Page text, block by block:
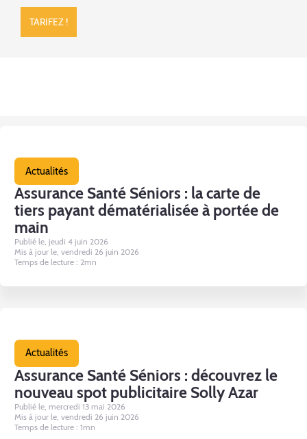
TARIFEZ !
Actualités
Assurance Santé Séniors : la carte de
tiers payant dématérialisée à portée de
main
Publié le, jeudi 4 juin 2026
Mis à jour le, vendredi 26 juin 2026
Temps de lecture : 2mn
Actualités
Assurance Santé Séniors : découvrez le
nouveau spot publicitaire Solly Azar
Publié le, mercredi 13 mai 2026
Mis à jour le, vendredi 26 juin 2026
Temps de lecture : 1mn